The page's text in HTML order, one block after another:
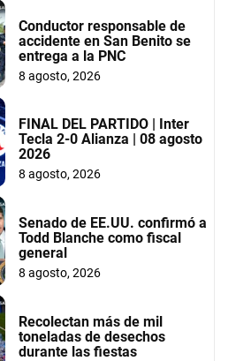
Conductor responsable de
accidente en San Benito se
entrega a la PNC
8 agosto, 2026
FINAL DEL PARTIDO | Inter
Tecla 2-0 Alianza | 08 agosto
2026
8 agosto, 2026
Senado de EE.UU. confirmó a
Todd Blanche como fiscal
general
8 agosto, 2026
Recolectan más de mil
toneladas de desechos
durante las fiestas